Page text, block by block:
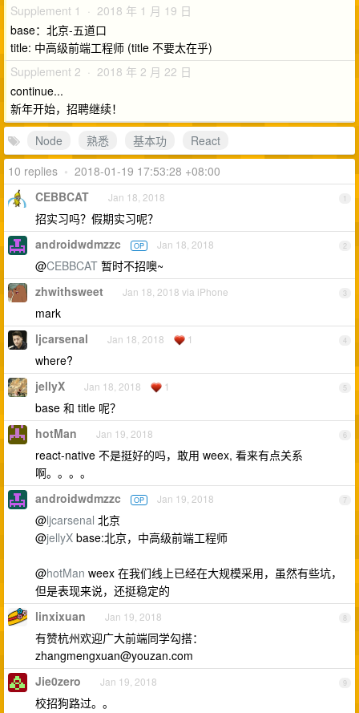
Supplement 1 · 2018 年 1 月 19 日
base：北京-五道口
title: 中高级前端工程师 (title 不要太在乎)
Supplement 2 · 2018 年 2 月 22 日
continue...
新年开始，招聘继续！
Node
熟悉 基本功
React
10 replies • 2018-01-19 17:53:28 +08:00
1
CEBBCAT Jan 18, 2018
招实习吗？假期实习呢？
2
androidwdmzzc OP Jan 18, 2018
@CEBBCAT 暂时不招噢~
3
zhwithsweet Jan 18, 2018 via iPhone
mark
4
ljcarsenal Jan 18, 2018 1
where?
5
jellyX Jan 18, 2018 1
base 和 title 呢？
6
hotMan Jan 19, 2018
react-native 不是挺好的吗，敢用 weex, 看来有点关系
啊。。。。
7
androidwdmzzc OP Jan 19, 2018
@ljcarsenal 北京
@jellyX base:北京，中高级前端工程师
@hotMan weex 在我们线上已经在大规模采用，虽然有些坑，
但是表现来说，还挺稳定的
8
linxixuan Jan 19, 2018
有赞杭州欢迎广大前端同学勾搭：
zhangmengxuan@youzan.com
9
Jie0zero Jan 19, 2018
校招狗路过。。